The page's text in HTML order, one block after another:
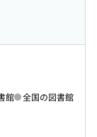
館 全国の図書館